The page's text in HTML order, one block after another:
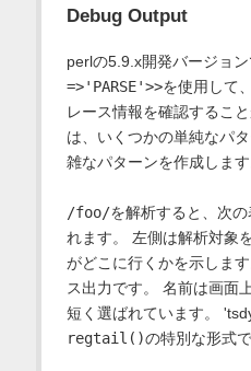
Debug Output
perlの5.9.x開発バージョン
=>'PARSE'>>を使用して
レース情報を確認するこ
は、いくつかの単純なパ
雑なパターンを作成しま
/foo/を解析すると、次
れます。 左側は解析対象
がどこに行くかを示しま
ス出力です。 名前は画面
短く選ばれています。
regtail()の特別な形式